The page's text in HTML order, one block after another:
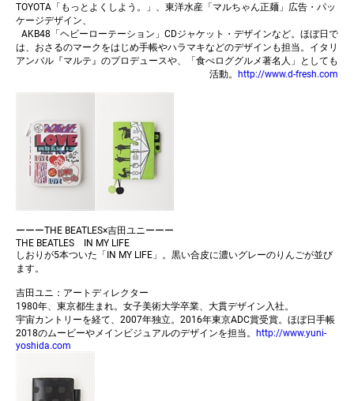
TOYOTA「もっとよくしよう。」、東洋水産「マルちゃん正麺」広告・パッ
ケージデザイン、
AKB48「ヘビーローテーション」CDジャケット・デザインなど。ほぼ日で
は、おさるのマークをはじめ手帳やハラマキなどのデザインも担当。イタリ
アンバル『マルテ』のプロデュースや、「食べロググルメ著名人」としても
活動。
http://www.d-fresh.com
ーーーTHE BEATLES×吉田ユニーーー
THE BEATLES IN MY LIFE
しおりが5本ついた「IN MY LIFE」。黒い合皮に濃いグレーのりんごが並び
ます。
吉田ユニ：アートディレクター
1980年、東京都生まれ。女子美術大学卒業、大貫デザイン入社。
宇宙カントリーを経て、2007年独立。2016年東京ADC賞受賞。ほぼ日手帳
2018のムービーやメインビジュアルのデザインを担当。
http://www.yuni-
yoshida.com